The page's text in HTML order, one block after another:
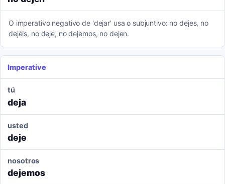
O imperativo negativo de 'dejar' usa o subjuntivo: no dejes, no
dejéis, no deje, no dejemos, no dejen.
Imperative
tú
deja
usted
deje
nosotros
dejemos